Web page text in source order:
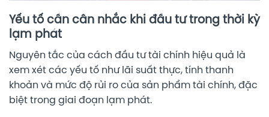
Yếu tố cần cân nhắc khi đầu tư trong thời kỳ
lạm phát
Nguyên tắc của cách đầu tư tài chính hiệu quả là
xem xét các yếu tố như lãi suất thực, tính thanh
khoản và mức độ rủi ro của sản phẩm tài chính, đặc
biệt trong giai đoạn lạm phát.